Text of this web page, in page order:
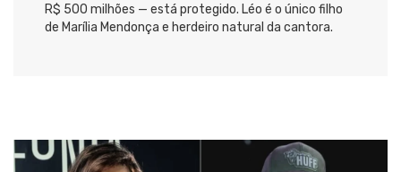
R$ 500 milhões — está protegido. Léo é o único filho
de Marília Mendonça e herdeiro natural da cantora.